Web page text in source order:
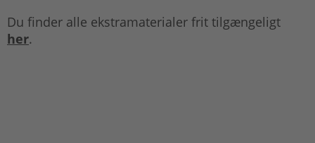
Du finder alle ekstramaterialer frit tilgængeligt
her.